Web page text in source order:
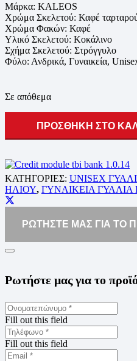
Μάρκα: KALEOS
Χρώμα Σκελετού: Καφέ
Χρώμα Φακών: Καφέ
Υλικό Σκελετού: Κοκάλινο
Σχήμα Σκελετού: Στρόγγυλο
Φύλο: Ανδρικά, Γυναικεία,
Σε απόθεμα
ΠΡΟΣΘΗΚΗ ΣΤΟ
ΚΑΤΗΓΟΡΙΕΣ: UNISEX
ΗΛΙΟΥ, ΓΥΝΑΙΚΕΙΑ ΓΥΑΛΙΑ
ΡΩΤΗΣΤΕ ΜΑΣ ΓΙΑ ΤΟ
Ρωτήστε μας για το
Fill out this field
Fill out this field